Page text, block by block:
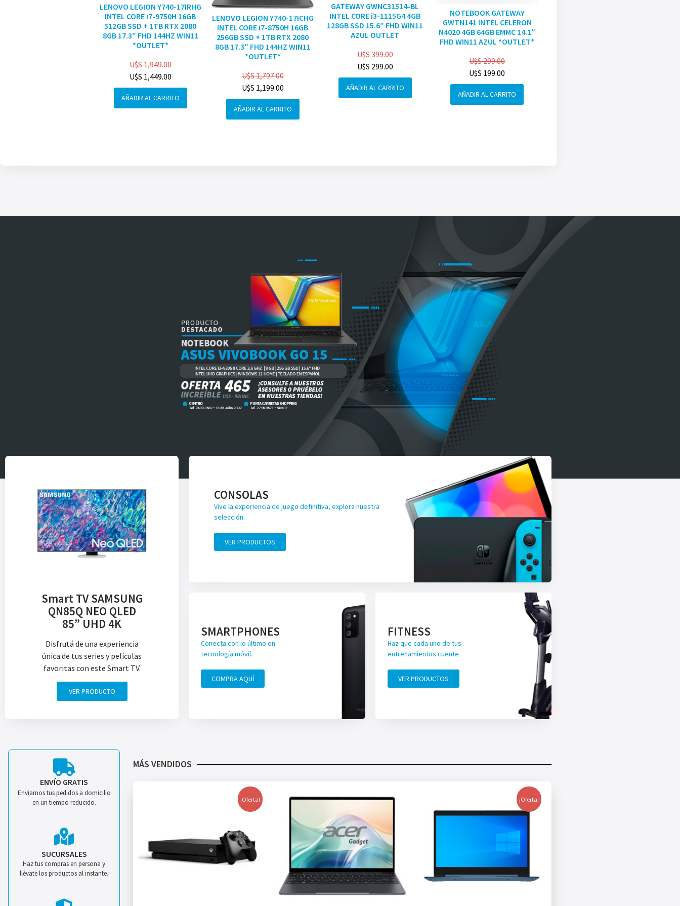
LENOVO LEGION Y740-17IRHG
INTEL CORE i7-9750H 16GB
512GB SSD + 1TB RTX 2080
8GB 17.3″ FHD 144HZ WIN11
*OUTLET*
U$S1,949.00
U$S 1,449.00
AÑADIR AL CARRITO
LENOVO LEGION Y740-17ICHG
INTEL CORE i7-8750H 16GB
256GB SSD + 1TB RTX 2080
8GB 17.3″ FHD 144HZ WIN11
*OUTLET*
U$S1,797.00
U$S 1,199.00
AÑADIR AL CARRITO
GATEWAY GWNC31514-BL
INTEL CORE i3-1115G4 4GB
128GB SSD 15.6″ FHD WIN11
AZUL OUTLET
U$S399.00
U$S 299.00
AÑADIR AL CARRITO
NOTEBOOK GATEWAY
GWTN141 INTEL CELERON
N4020 4GB 64GB EMMC 14.1″
FHD WIN11 AZUL *OUTLET*
U$S299.00
U$S 199.00
AÑADIR AL CARRITO
Smart TV SAMSUNG
QN85Q NEO QLED
85” UHD 4K
Disfrutá de una experiencia
única de tus series y películas
favoritas con este Smart TV.
VER PRODUCTO
CONSOLAS
Vive la experiencia de juego definitiva, explora nuestra
selección.
VER PRODUCTOS
SMARTPHONES
Conecta con lo último en
tecnología móvil.
COMPRA AQUÍ
FITNESS
Haz que cada uno de tus
entrenamientos cuente
VER PRODUCTOS
ENVÍO GRATIS
Enviamos tus pedidos a domicilio
en un tiempo reducido.
SUCURSALES
Haz tus compras en persona y
llévate los productos al instante.
MÁS VENDIDOS
¡Oferta! ¡Oferta!